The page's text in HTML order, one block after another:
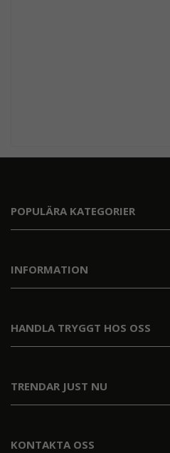
KONTAKTA OSS
POPULÄRA KATEGORIER
INFORMATION
TRENDAR JUST NU
HANDLA TRYGGT HOS OSS